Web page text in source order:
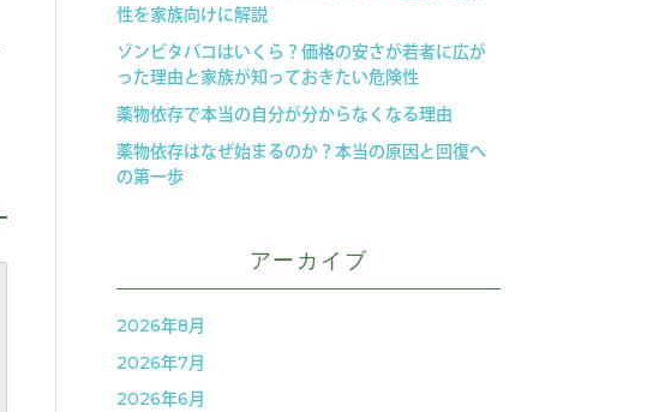
性を家族向けに解説
ゾンビタバコはいくら？価格の安さが若者に広が
った理由と家族が知っておきたい危険性
薬物依存で本当の自分が分からなくなる理由
薬物依存はなぜ始まるのか？本当の原因と回復へ
の第一歩
アーカイブ
2026年8月
2026年7月
2026年6月